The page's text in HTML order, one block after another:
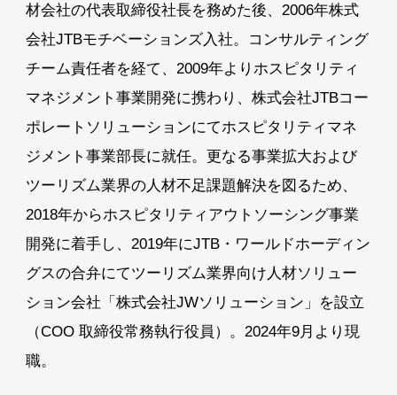
材会社の代表取締役社長を務めた後、2006年株式
会社JTBモチベーションズ入社。コンサルティング
チーム責任者を経て、2009年よりホスピタリティ
マネジメント事業開発に携わり、株式会社JTBコー
ポレートソリューションにてホスピタリティマネ
ジメント事業部長に就任。更なる事業拡大および
ツーリズム業界の人材不足課題解決を図るため、
2018年からホスピタリティアウトソーシング事業
開発に着手し、2019年にJTB・ワールドホーディン
グスの合弁にてツーリズム業界向け人材ソリュー
ション会社「株式会社JWソリューション」を設立
（COO 取締役常務執行役員）。2024年9月より現
職。